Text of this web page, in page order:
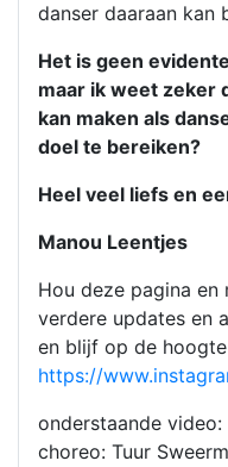
danser daaraan kan
Het is geen
maar ik weet zeker
kan maken als
doel te bereiken?
Heel veel liefs en
Manou Leentjes
Hou deze pagina
verdere updates en
en blijf op de
https://
onderstaande video:
choreo: Tuur